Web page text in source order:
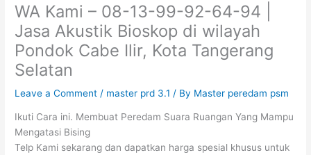
WA Kami – 08-13-99-92-64-94 |
Jasa Akustik Bioskop di wilayah
Pondok Cabe Ilir, Kota Tangerang
Selatan
Leave a Comment / master prd 3.1 / By Master peredam psm
Ikuti Cara ini. Membuat Peredam Suara Ruangan Yang Mampu
Mengatasi Bising
Telp Kami sekarang dan dapatkan harga spesial khusus untuk